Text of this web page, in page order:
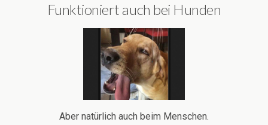
Funktioniert auch bei Hunden
Aber natürlich auch beim Menschen.